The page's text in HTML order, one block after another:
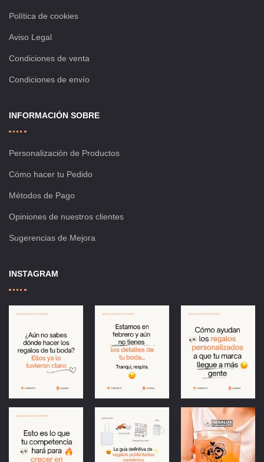
Política de cookies
Aviso Legal
Condiciones de venta
Condiciones de envío
INFORMACIÓN SOBRE
Personalización de Productos
Cómo hacer tu Pedido
Métodos de Pago
Opiniones de nuestros clientes
Sugerencias de Mejora
INSTAGRAM